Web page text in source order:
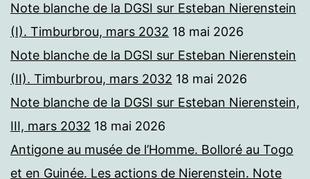
Note blanche de la DGSI sur Esteban Nierenstein
(I). Timburbrou, mars 2032 18 mai 2026
Note blanche de la DGSI sur Esteban Nierenstein
(II). Timburbrou, mars 2032 18 mai 2026
Note blanche de la DGSI sur Esteban Nierenstein,
III, mars 2032 18 mai 2026
Antigone au musée de l’Homme. Bolloré au Togo
et en Guinée. Les actions de Nierenstein. Note